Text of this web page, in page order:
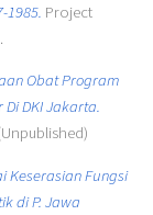
1985. Project
Obat Program
Di DKI Jakarta.
Keserasian Fungsi
di P. Jawa